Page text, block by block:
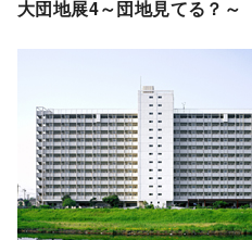
大団地展4～団地見てる？～